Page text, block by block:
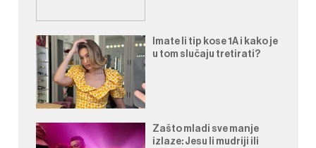
Imate li tip kose 1A i kako je
u tom slučaju tretirati?
Zašto mladi sve manje
izlaze: Jesu li mudriji ili